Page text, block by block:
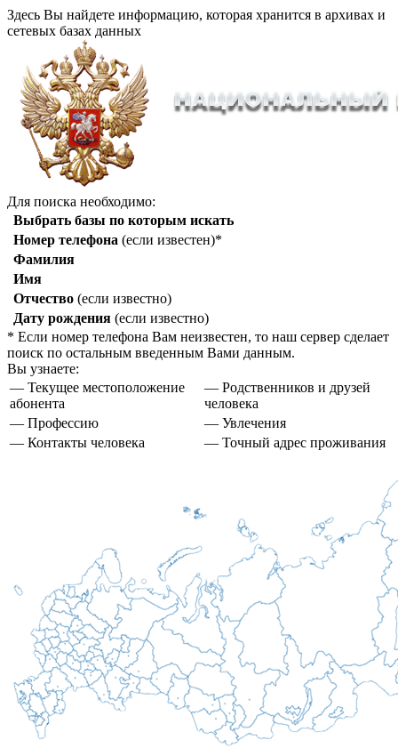
Здесь Вы найдете информацию, которая хранится в архивах и
сетевых базах данных
Для поиска необходимо:
Выбрать базы по которым искать
Номер телефона (если известен)*
Фамилия
Имя
Отчество (если известно)
Дату рождения (если известно)
* Если номер телефона Вам неизвестен, то наш сервер сделает
поиск по остальным введенным Вами данным.
Вы узнаете:
— Текущее местоположение
абонента
— Родственников и друзей
человека
— Профессию
— Увлечения
— Контакты человека
— Точный адрес проживания